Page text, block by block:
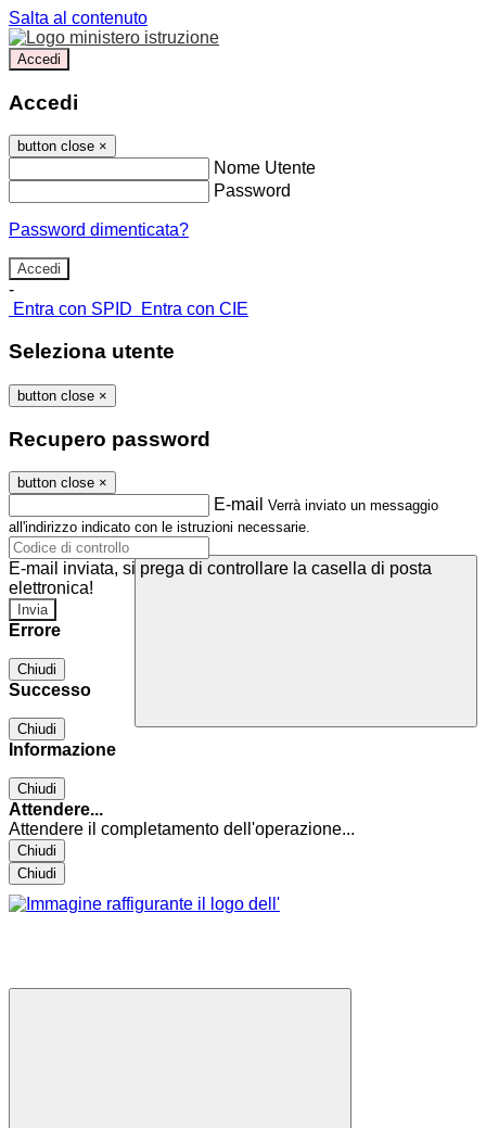
Salta al contenuto
Accedi
Accedi
button close ×
Nome Utente
Password
Password dimenticata?
-
Entra con SPID
Entra con CIE
Seleziona utente
button close ×
Recupero password
button close ×
E-mail Verrà inviato un messaggio
all'indirizzo indicato con le istruzioni necessarie.
E-mail inviata, si prega di controllare la casella di posta
elettronica!
Errore
Chiudi
Successo
Chiudi
Informazione
Chiudi
Attendere...
Attendere il completamento dell'operazione...
Chiudi
Chiudi